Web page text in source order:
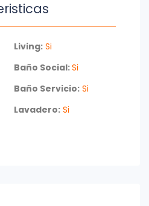
Living: Si
Baño Social:Si
Baño Servicio: Si
Lavadero: Si